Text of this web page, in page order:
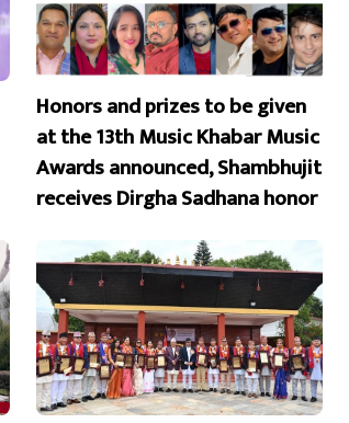
Honors and prizes to be given
at the 13th Music Khabar Music
Awards announced, Shambhujit
receives Dirgha Sadhana honor